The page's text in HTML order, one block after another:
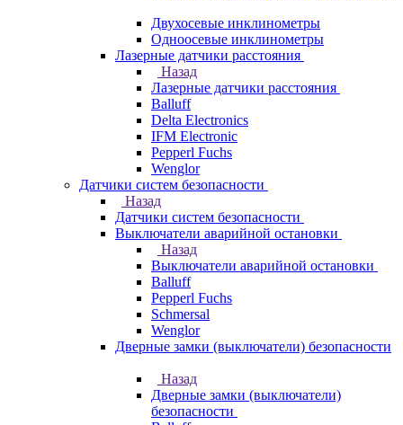
Двухосевые инклинометры
Одноосевые инклинометры
Лазерные датчики расстояния
Назад
Лазерные датчики расстояния
Balluff
Delta Electronics
IFM Electronic
Pepperl Fuchs
Wenglor
Датчики систем безопасности
Назад
Датчики систем безопасности
Выключатели аварийной остановки
Назад
Выключатели аварийной остановки
Balluff
Pepperl Fuchs
Schmersal
Wenglor
Дверные замки (выключатели) безопасности
Назад
Дверные замки (выключатели)
безопасности